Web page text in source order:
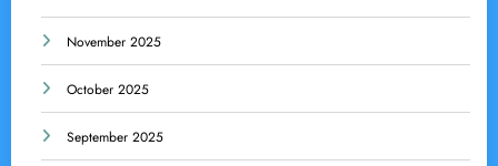
November 2025
October 2025
September 2025